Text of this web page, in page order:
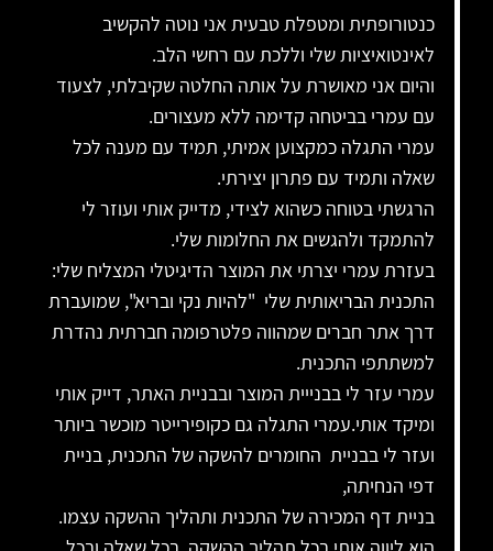
כנטורופתית ומטפלת טבעית אני נוטה להקשיב
לאינטואיציות שלי וללכת עם רחשי הלב.
והיום אני מאושרת על אותה החלטה שקיבלתי, לצעוד
עם עמרי בביטחה קדימה ללא מעצורים.
עמרי התגלה כמקצוען אמיתי, תמיד עם מענה לכל
שאלה ותמיד עם פתרון יצירתי.
הרגשתי בטוחה כשהוא לצידי, מדייק אותי ועוזר לי
להתמקד ולהגשים את החלומות שלי.
בעזרת עמרי יצרתי את המוצר הדיגיטלי המצליח שלי:
התכנית הבריאותית שלי "להיות נקי ובריא", שמועברת
דרך אתר חברים שמהווה פלטרפומה חברתית נהדרת
למשתתפי התכנית.
עמרי עזר לי בבנייית המוצר ובבניית האתר, דייק אותי
ומיקד אותי.עמרי התגלה גם כקופירייטר מוכשר ביותר
ועזר לי בבניית החומרים להשקה של התכנית, בניית
דפי הנחיתה,
בניית דף המכירה של התכנית ותהליך ההשקה עצמו.